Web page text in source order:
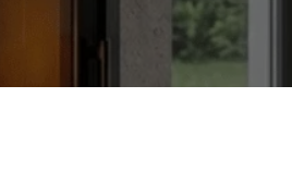
peste 80%
Dealer
autorizat
Garantie